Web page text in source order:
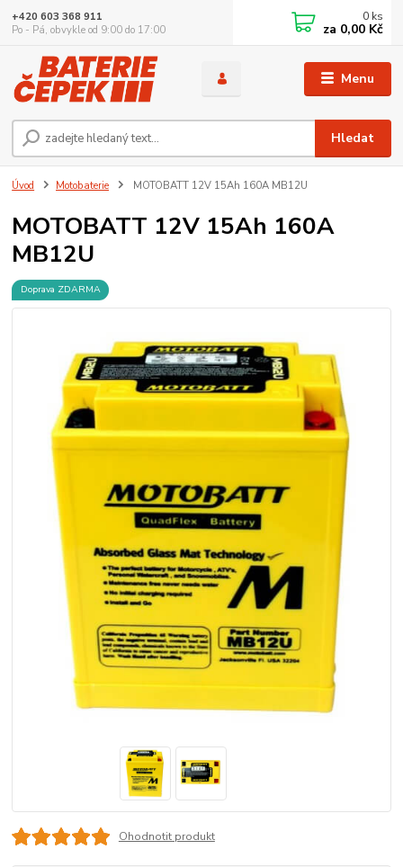
Menu
Hledat
+420 603 368 911
Po - Pá, obvykle od 9:00 do 17:00
0 ks
za 0,00 Kč
Úvod Motobaterie MOTOBATT 12V 15Ah 160A MB12U
MOTOBATT 12V 15Ah 160A
MB12U
Doprava ZDARMA
Ohodnotit produkt